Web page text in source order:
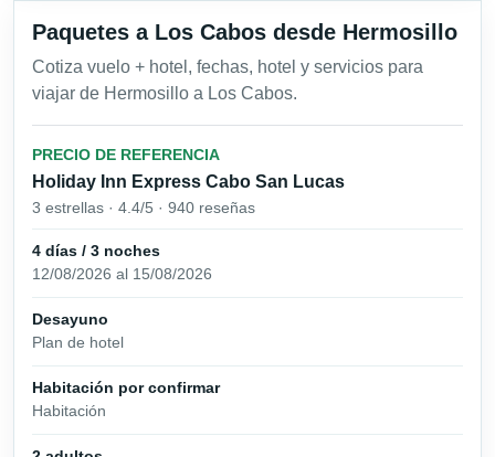
Paquetes a Los Cabos desde Hermosillo
Cotiza vuelo + hotel, fechas, hotel y servicios para
viajar de Hermosillo a Los Cabos.
PRECIO DE REFERENCIA
Holiday Inn Express Cabo San Lucas
3 estrellas · 4.4/5 · 940 reseñas
4 días / 3 noches
12/08/2026 al 15/08/2026
Desayuno
Plan de hotel
Habitación por confirmar
Habitación